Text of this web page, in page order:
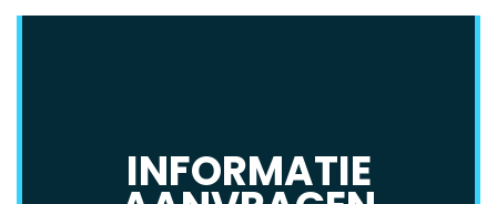
INFORMATIE